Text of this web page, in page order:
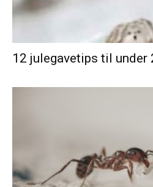
12 julegavetips til under